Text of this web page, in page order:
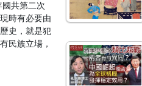
共第二次
時有必要由
史，就是犯
民族立場，